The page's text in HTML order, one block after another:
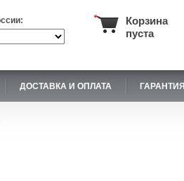
Корзина
пуста
ДОСТАВКА И ОПЛАТА ГАРАНТИЯ